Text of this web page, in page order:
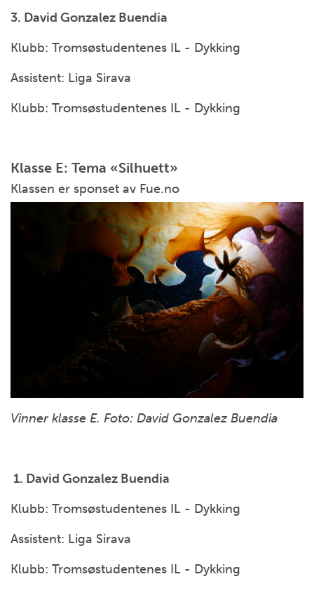
3. David Gonzalez Buendia
Klubb: Tromsøstudentenes IL - Dykking
Assistent: Liga Sirava
Klubb: Tromsøstudentenes IL - Dykking
Klasse E: Tema «Silhuett»
Klassen er sponset av Fue.no
Vinner klasse E. Foto: David Gonzalez Buendia
1. David Gonzalez Buendia
Klubb: Tromsøstudentenes IL - Dykking
Assistent: Liga Sirava
Klubb: Tromsøstudentenes IL - Dykking